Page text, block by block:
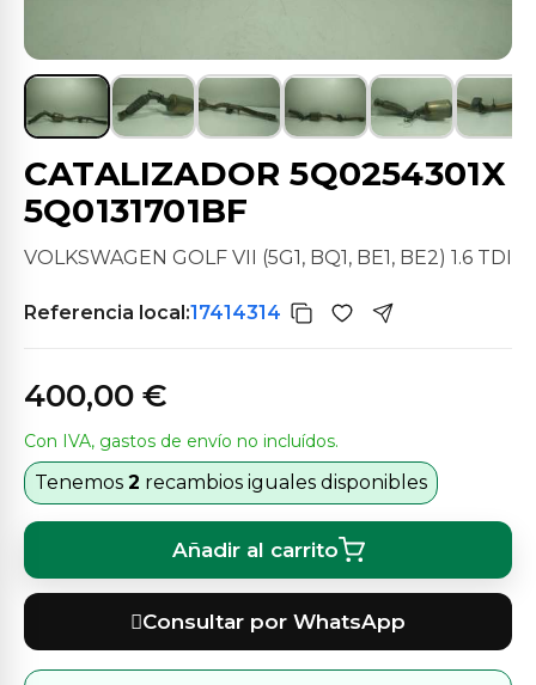
CATALIZADOR 5Q0254301X
5Q0131701BF
VOLKSWAGEN GOLF VII (5G1, BQ1, BE1, BE2) 1.6 TDI
Referencia local:17414314
400,00 €
Con IVA, gastos de envío no incluídos.
Tenemos 2 recambios iguales disponibles
Añadir al carrito
Consultar por WhatsApp